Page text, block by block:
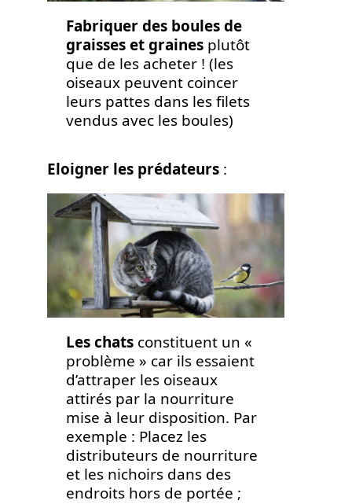
Fabriquer des boules de
graisses et graines plutôt
que de les acheter ! (les
oiseaux peuvent coincer
leurs pattes dans les filets
vendus avec les boules)
Eloigner les prédateurs :
Les chats constituent un «
problème » car ils essaient
d’attraper les oiseaux
attirés par la nourriture
mise à leur disposition. Par
exemple : Placez les
distributeurs de nourriture
et les nichoirs dans des
endroits hors de portée ;